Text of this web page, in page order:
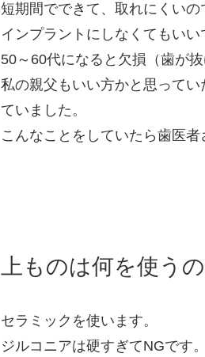
短期間でできて、取れにくいの
インプラントにしなくてもいい
50～60代になると⽋損（⻭が
私の親⽗もいい⽅かと思って
ていました。
こんなことをしていたら⻭医
上ものは何を使う
セラミックを使います。
ジルコニアは硬すぎてNGです